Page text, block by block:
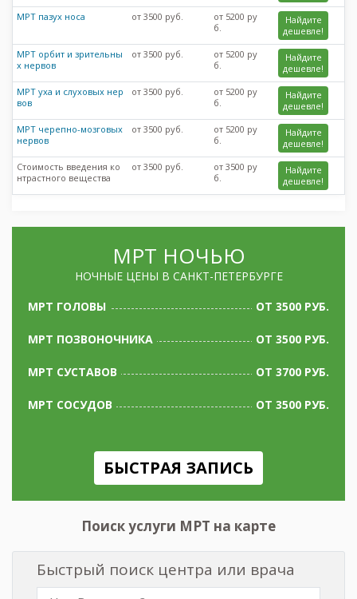
МРТ пазух носа
от 3500 руб.
от 5200 ру
б.
Найдите
дешевле!
МРТ орбит и зрительны
х нервов
от 3500 руб.
от 5200 ру
б.
Найдите
дешевле!
МРТ уха и слуховых нер
вов
от 3500 руб.
от 5200 ру
б.
Найдите
дешевле!
МРТ черепно-мозговых
нервов
от 3500 руб.
от 5200 ру
б.
Найдите
дешевле!
Стоимость введения ко
нтрастного вещества
от 3500 руб.
от 3500 ру
б.
Найдите
дешевле!
МРТ НОЧЬЮ
НОЧНЫЕ ЦЕНЫ В САНКТ-ПЕТЕРБУРГЕ
МРТ ГОЛОВЫ
ОТ 3500 РУБ.
МРТ ПОЗВОНОЧНИКА ОТ 3500 РУБ.
МРТ СУСТАВОВ ОТ 3700 РУБ.
МРТ СОСУДОВ ОТ 3500 РУБ.
БЫСТРАЯ ЗАПИСЬ
Поиск услуги МРТ на карте
Быстрый поиск центра или врача